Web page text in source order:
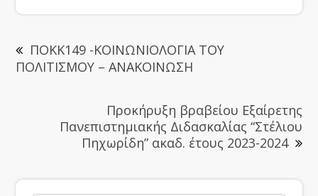
ΠΟΚΚ149 -ΚΟΙΝΩΝΙΟΛΟΓΙΑ ΤΟΥ
ΠΟΛΙΤΙΣΜΟΥ – ΑΝΑΚΟΙΝΩΣΗ
Προκήρυξη βραβείου Εξαίρετης
Πανεπιστημιακής Διδασκαλίας “Στέλιου
Πηχωρίδη” ακαδ. έτους 2023-2024